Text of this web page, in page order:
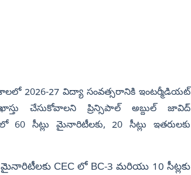
2026-27 విద్యా సంవత్సరానికి ఇంటర్మీడియట్
చేసుకోవాలని ప్రిన్సిపాల్ అబ్దుల్ జావిద్
సీట్లు మైనారిటీలకు, 20 సీట్లు ఇతరులకు
CEC లో BC-3 మరియు 10 సీట్లకు